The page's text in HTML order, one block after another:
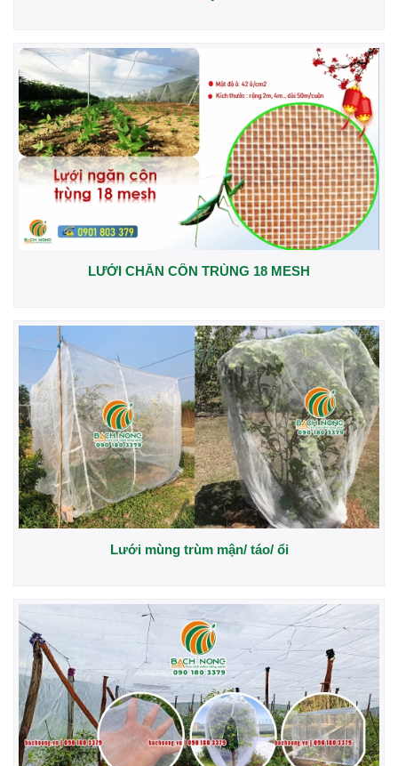
LƯỚI CHẮN CÔN TRÙNG 18 MESH
Lưới mùng trùm mận/ táo/ ổi